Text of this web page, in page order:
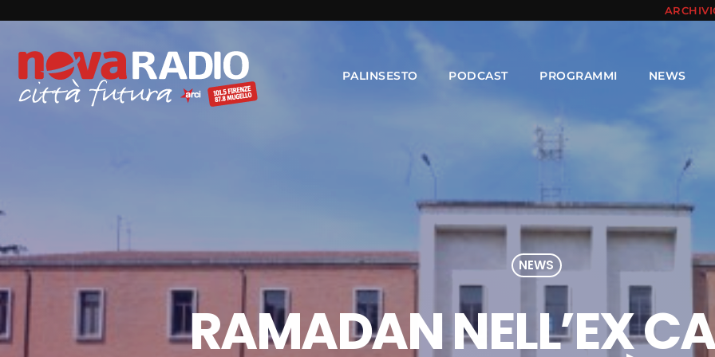
PALINSESTO PODCAST PROGRAMMI NEWS
NEWS
RAMADAN NELL’EX